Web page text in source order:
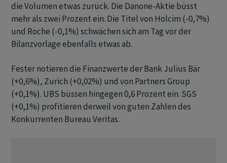
die Volumen etwas zurück. Die Danone-Aktie büsst
mehr als zwei Prozent ein. Die Titel von Holcim (-0,7%)
und Roche (-0,1%) schwächen sich am Tag vor der
Bilanzvorlage ebenfalls etwas ab.
Fester notieren die Finanzwerte der Bank Julius Bär
(+0,6%), Zurich (+0,02%) und von Partners Group
(+0,1%). UBS büssen hingegen 0,6 Prozent ein. SGS
(+0,1%) profitieren derweil von guten Zahlen des
Konkurrenten Bureau Veritas.